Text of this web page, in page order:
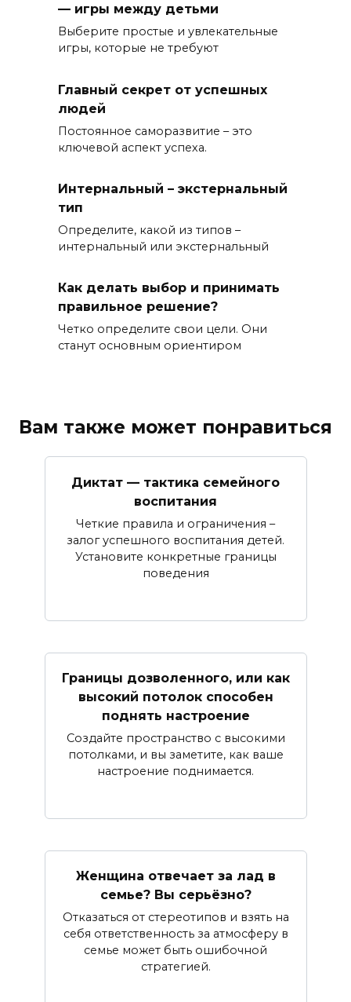
— игры между детьми
Выберите простые и увлекательные
игры, которые не требуют
Главный секрет от успешных
людей
Постоянное саморазвитие – это
ключевой аспект успеха.
Интернальный – экстернальный
тип
Определите, какой из типов –
интернальный или экстернальный
Как делать выбор и принимать
правильное решение?
Четко определите свои цели. Они
станут основным ориентиром
Вам также может понравиться
Диктат — тактика семейного
воспитания
Четкие правила и ограничения –
залог успешного воспитания детей.
Установите конкретные границы
поведения
Границы дозволенного, или как
высокий потолок способен
поднять настроение
Создайте пространство с высокими
потолками, и вы заметите, как ваше
настроение поднимается.
Женщина отвечает за лад в
семье? Вы серьёзно?
Отказаться от стереотипов и взять на
себя ответственность за атмосферу в
семье может быть ошибочной
стратегией.